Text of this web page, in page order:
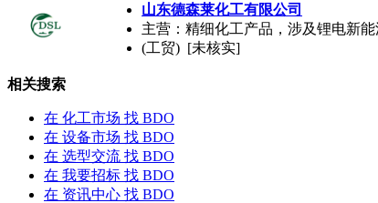
山东德森莱化工有限公司
主营：精细化工产品，涉及锂电新
(工贸) [未核实]
相关搜索
在 化工市场 找 BDO
在 设备市场 找 BDO
在 选型交流 找 BDO
在 我要招标 找 BDO
在 资讯中心 找 BDO